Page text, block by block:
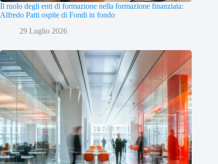
Il ruolo degli enti di formazione nella formazione finanziata:
Alfredo Patti ospite di Fondi in fondo
29 Luglio 2026